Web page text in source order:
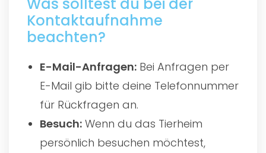
Kontaktaufnahme
beachten?
E-Mail-Anfragen: Bei Anfragen per
E-Mail gib bitte deine Telefonnummer
für Rückfragen an.
Besuch: Wenn du das Tierheim
persönlich besuchen möchtest,